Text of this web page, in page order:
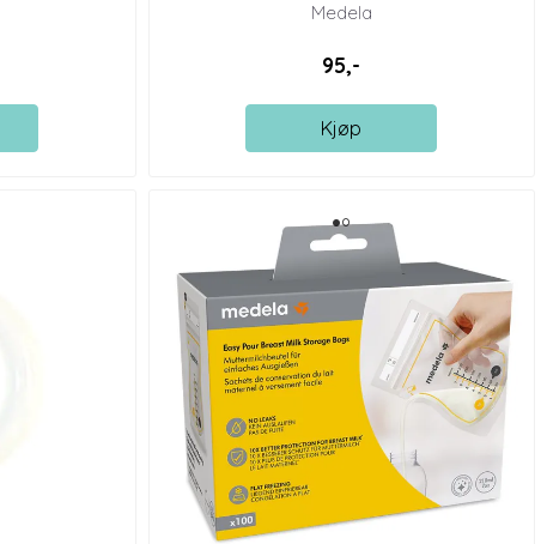
Medela
95,-
Kjøp